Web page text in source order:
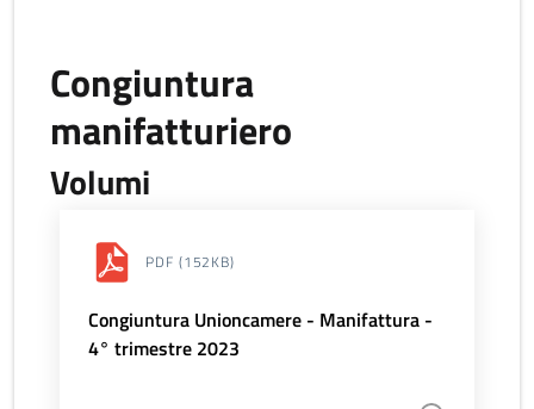
Congiuntura
manifatturiero
Volumi
PDF (152KB)
Congiuntura Unioncamere - Manifattura -
4° trimestre 2023